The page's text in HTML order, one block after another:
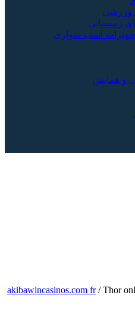
ورزشی
زمستانی
اسب سواری
و همایش
akibawincasinos.com fr/ Thor